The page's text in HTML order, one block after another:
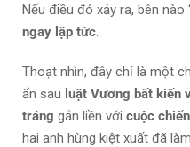
Nếu điều đó xảy ra, bên
ngay lập tức.
Thoạt nhìn, đây chỉ là một
ẩn sau luật Vương bất kiến
tráng gắn liền với cuộc
hai anh hùng kiệt xuất đã